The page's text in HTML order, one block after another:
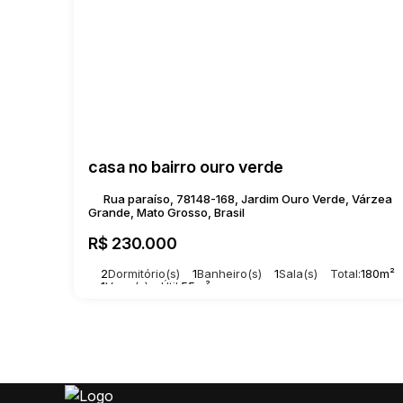
casa no bairro ouro verde
R$ 230.000
Rua paraíso, 78148-168, Jardim Ouro Verde, Várzea
Grande, Mato Grosso, Brasil
2Dormitório(s) 1Banheiro(s) 1Sala(s) Total:180m²
1Vaga(s) Útil: 55m²